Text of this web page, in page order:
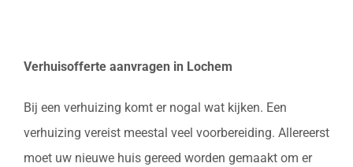
Verhuisofferte aanvragen in Lochem
Bij een verhuizing komt er nogal wat kijken. Een
verhuizing vereist meestal veel voorbereiding. Allereerst
moet uw nieuwe huis gereed worden gemaakt om er